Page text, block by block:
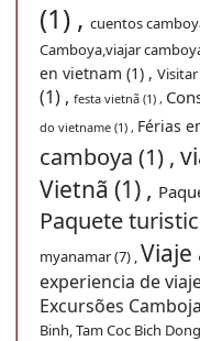
(1) , cuentos
Camboya,viajar
en vietnam (1) , Visitar
(1) , festa vietnã (1) ,
do vietname (1) , Férias
camboya (1) ,
Vietnã (1) ,
Paquete
myanamar (7) ,Viaje
experiencia de
Excursões
Binh, Tam Coc Bich